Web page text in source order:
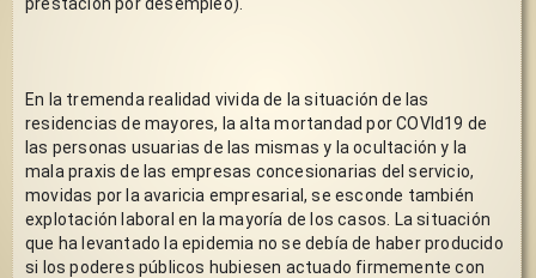
En la tremenda realidad vivida de la situación de las
residencias de mayores, la alta mortandad por COVId19 de
las personas usuarias de las mismas y la ocultación y la
mala praxis de las empresas concesionarias del servicio,
movidas por la avaricia empresarial, se esconde también
explotación laboral en la mayoría de los casos. La situación
que ha levantado la epidemia no se debía de haber producido
si los poderes públicos hubiesen actuado firmemente con